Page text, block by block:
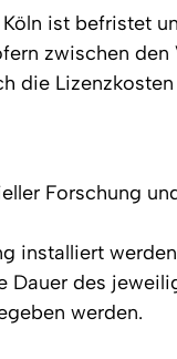
ist befristet
zwischen den
die
Forschung
installiert
Dauer des
werden.